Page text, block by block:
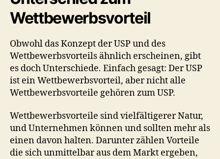
Wettbewerbsvorteil
Obwohl das Konzept der USP und des
Wettbewerbsvorteils ähnlich erscheinen, gibt
es doch Unterschiede. Einfach gesagt: Der USP
ist ein Wettbewerbsvorteil, aber nicht alle
Wettbewerbsvorteile gehören zum USP.
Wettbewerbsvorteile sind vielfältigerer Natur,
und Unternehmen können und sollten mehr als
einen davon halten. Darunter zählen Vorteile
die sich unmittelbar aus dem Markt ergeben,